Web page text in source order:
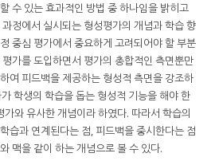
수 있는 효과적인 방법 중 하나임을 밝히고
정에서 실시되는 형성평가의 개념과 학습 향
중심 평가에서 중요하게 고려되어야 할 부분
가를 도입하면서 평가의 총합적인 측면뿐만
여 피드백을 제공하는 형성적 측면을 강조하
학생의 학습을 돕는 형성적 기능을 해야 한
와 유사한 개념이라 하였다. 따라서 학습의
습과 연계된다는 점, 피드백을 중시한다는 점
맥을 같이 하는 개념으로 볼 수 있다.